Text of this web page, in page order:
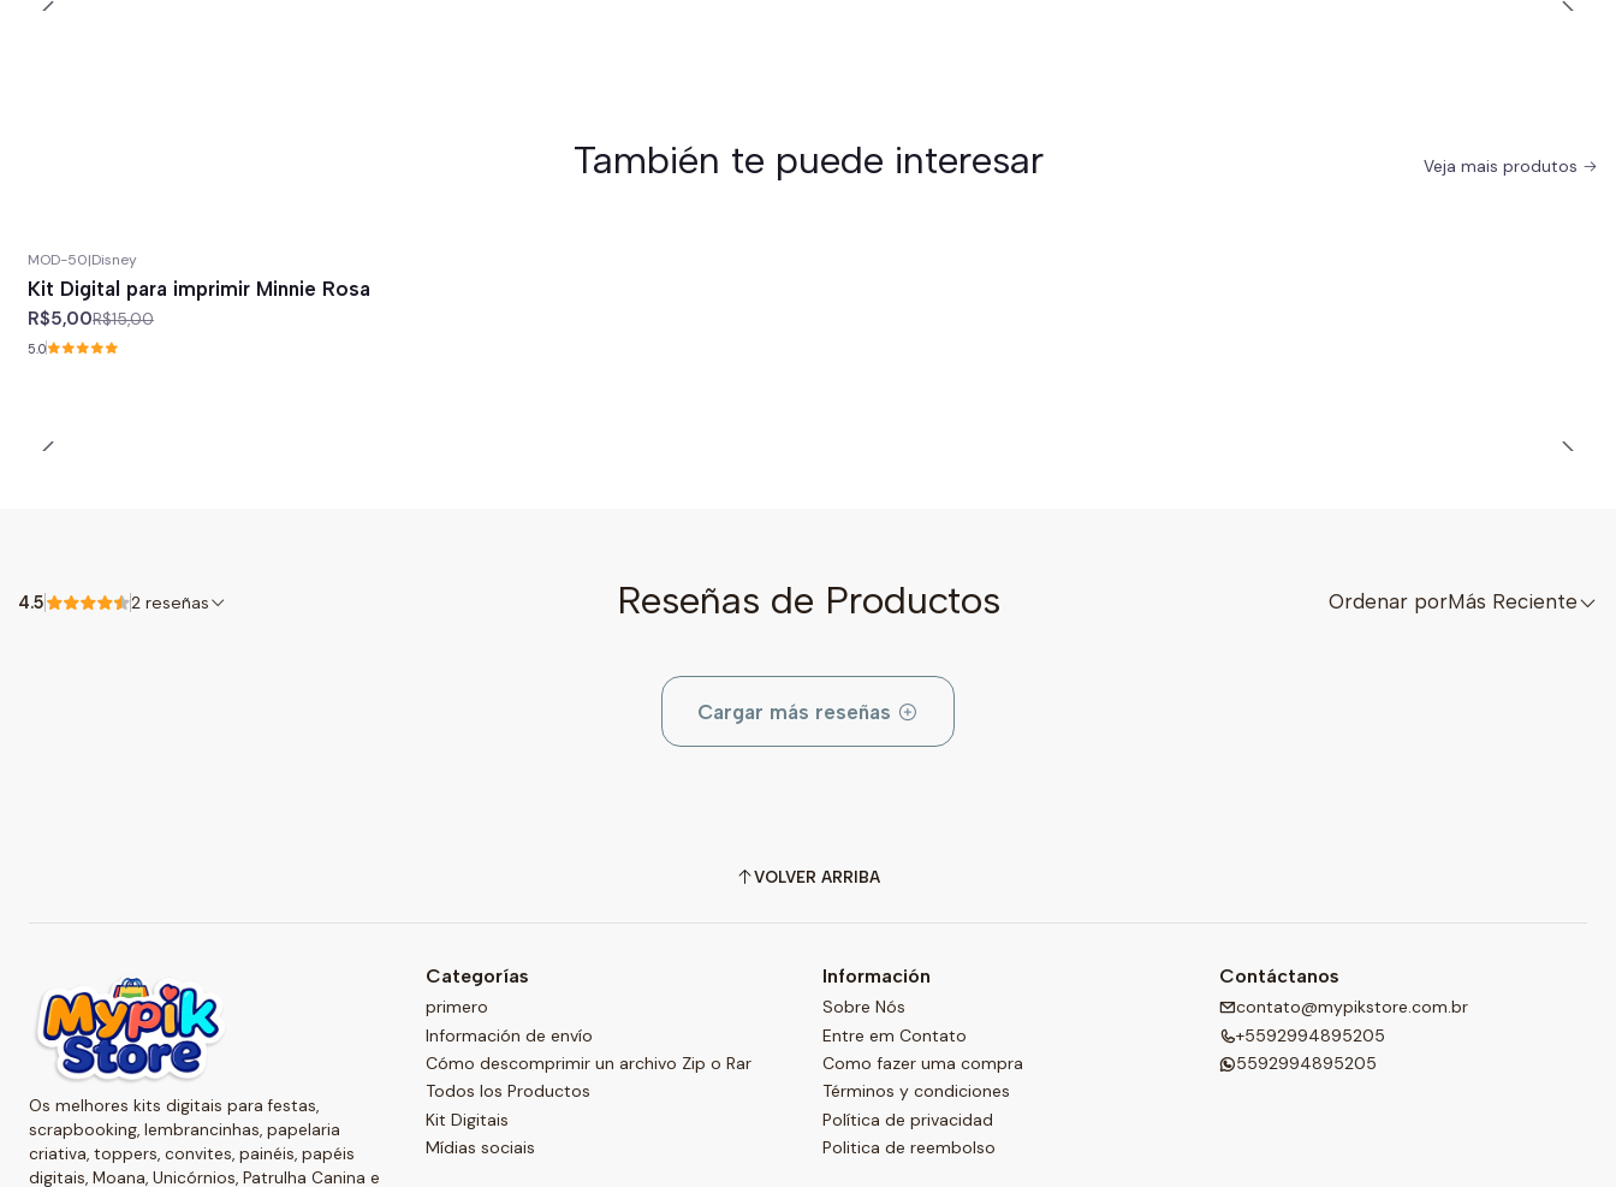
También te puede interesar Veja mais produtos
MOD-50|Disney
Kit Digital para imprimir Minnie Rosa
R$5,00R$15,00
5.0
Reseñas de Productos
4.5 2 reseñas Ordenar porMás Reciente
Cargar más reseñas
VOLVER ARRIBA
Os melhores kits digitais para festas,
scrapbooking, lembrancinhas, papelaria
criativa, toppers, convites, painéis, papéis
digitais, Moana, Unicórnios, Patrulha Canina e
Categorías
primero
Información de envío
Cómo descomprimir un archivo Zip o Rar
Todos los Productos
Kit Digitais
Mídias sociais
Información
Sobre Nós
Entre em Contato
Como fazer uma compra
Términos y condiciones
Política de privacidad
Politica de reembolso
Contáctanos
contato@mypikstore.com.br
+5592994895205
5592994895205